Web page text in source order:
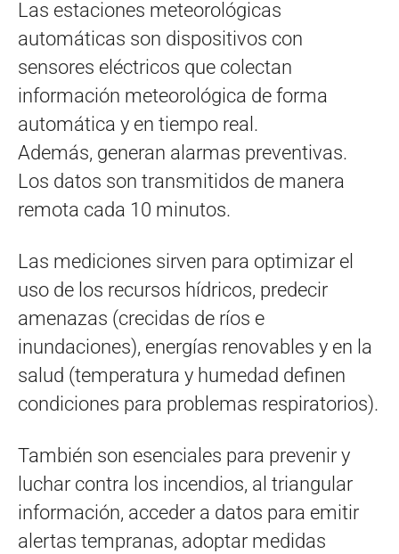
Las estaciones meteorológicas
automáticas son dispositivos con
sensores eléctricos que colectan
información meteorológica de forma
automática y en tiempo real.
Además, generan alarmas preventivas.
Los datos son transmitidos de manera
remota cada 10 minutos.
Las mediciones sirven para optimizar el
uso de los recursos hídricos, predecir
amenazas (crecidas de ríos e
inundaciones), energías renovables y en la
salud (temperatura y humedad definen
condiciones para problemas respiratorios).
También son esenciales para prevenir y
luchar contra los incendios, al triangular
información, acceder a datos para emitir
alertas tempranas, adoptar medidas